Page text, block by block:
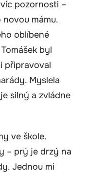
pozornosti –
mámu.
oblíbené
byl
připravoval
Myslela
silný a zvládne
ve škole.
– prý je drzý na
Jednou mi